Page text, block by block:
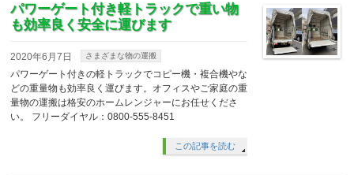
パワーゲート付き軽トラックで重い物
も効率良く安全に運びます
2020年6月7日 さまざまな物の運搬
パワーゲート付きの軽トラックでコピー機・複合機やな
どの重量物も効率良く運びます。オフィスやご家庭の重
量物の運搬は格安のホームレンジャーにお任せくださ
い。 フリーダイヤル：0800-555-8451
この記事を読む